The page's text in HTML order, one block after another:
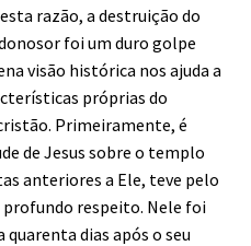
razão, a destruição do
foi um duro golpe
visão histórica nos ajuda a
próprias do
Primeiramente, é
de Jesus sobre o templo
anteriores a Ele, teve pelo
respeito. Nele foi
dias após o seu